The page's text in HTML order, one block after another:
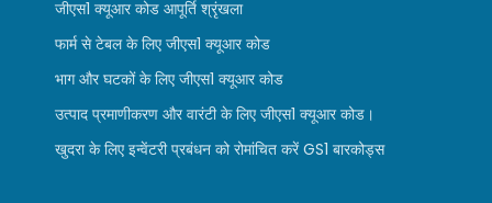
जीएस1 क्यूआर कोड आपूर्ति श्रृंखला
फार्म से टेबल के लिए जीएस1 क्यूआर कोड
भाग और घटकों के लिए जीएस1 क्यूआर कोड
उत्पाद प्रमाणीकरण और वारंटी के लिए जीएस1 क्यूआर कोड।
खुदरा के लिए इन्वेंटरी प्रबंधन को रोमांचित करें GS1 बारकोड्स